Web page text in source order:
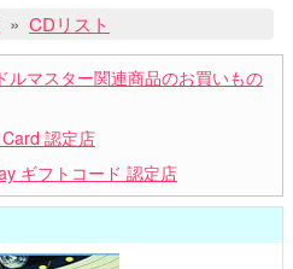
CDリスト
ルマスター関連商品のお買いもの
Card 認定店
ギフトコード 認定店